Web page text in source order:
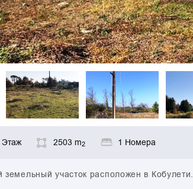
Этаж 2503 m2 1 Номера
земельный участок расположен в Кобулети.